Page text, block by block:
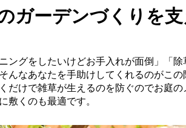
ガーデンづくりを
ニングをしたいけどお手入れが面倒」「
んなあなたを手助けしてくれるのがこ
だけで雑草が生えるのを防ぐのでお庭の
敷くのも最適です。